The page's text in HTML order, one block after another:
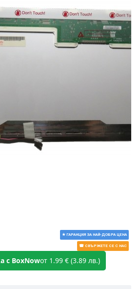
★ ГАРАНЦИЯ ЗА НАЙ-ДОБРА ЦЕНА
☎ СВЪРЖЕТЕ СЕ С НАС
с BoxNowот 1.99 € (3.89 лв.)